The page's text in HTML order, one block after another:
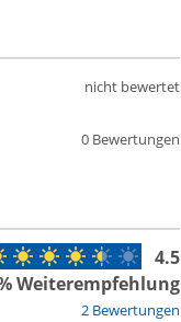
0 Bewertungen
nicht bewertet
2 Bewertungen
4.5
Weiterempfehlung